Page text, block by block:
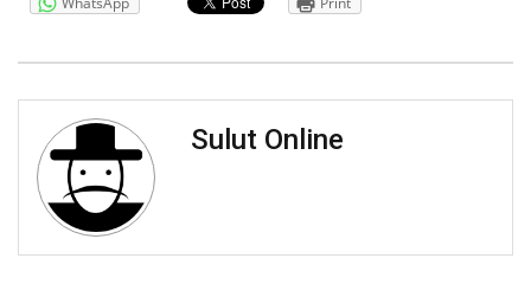
Sulut Online